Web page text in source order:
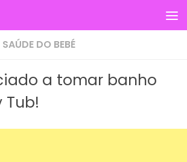
SAÚDE DO BEBÉ
a tomar banho
Tub!